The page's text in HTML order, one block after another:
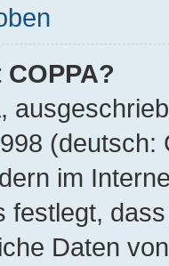
(deutsch:
im
festlegt,
Daten